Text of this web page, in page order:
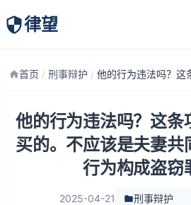
律望
律师团队
首页 / 刑事辩护 /
他的行为违法吗？这条
买的。不应该是夫妻共
行为构成盗窃
2025-04-21 刑事辩护